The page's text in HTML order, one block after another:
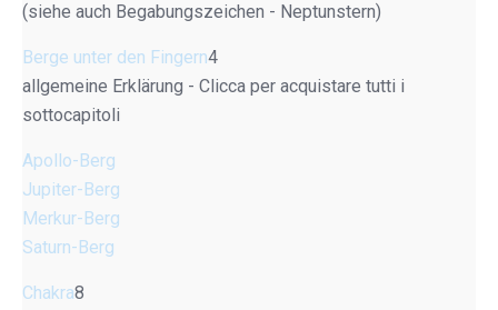
(siehe auch Begabungszeichen - Neptunstern)
Berge unter den Fingern4
allgemeine Erklärung - Clicca per acquistare tutti i
sottocapitoli
Apollo-Berg
Jupiter-Berg
Merkur-Berg
Saturn-Berg
Chakra8